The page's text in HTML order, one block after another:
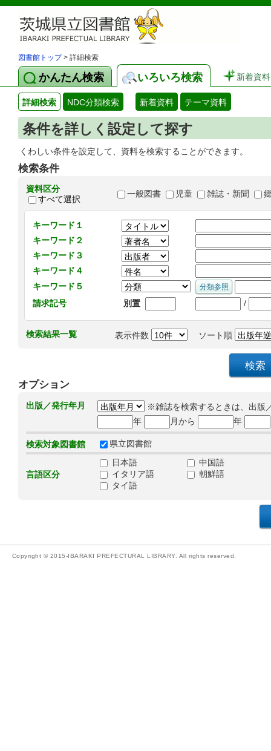
図書館トップ> 詳細検索
かんたん検索 いろいろ検索 新着資料
詳細検索 NDC分類検索 新着資料 テーマ資料
条件を詳しく設定して探す
くわしい条件を設定して、資料を検索することができます。
検索条件
資料区分
すべて選択
一般図書 児童 雑誌・新聞
キーワード１
キーワード２
キーワード３
キーワード４
キーワード５
請求記号
別置 /
検索結果一覧 表示件数 ソート順
オプション
出版／発行年月
※雑誌を検索するときは、出版
年
月から 年
検索対象図書館 県立図書館
言語区分
日本語
中国語
イタリア語
朝鮮語
タイ語
Copyright © 2015-IBARAKI PREFECTURAL LIBRARY. All rights reserved.